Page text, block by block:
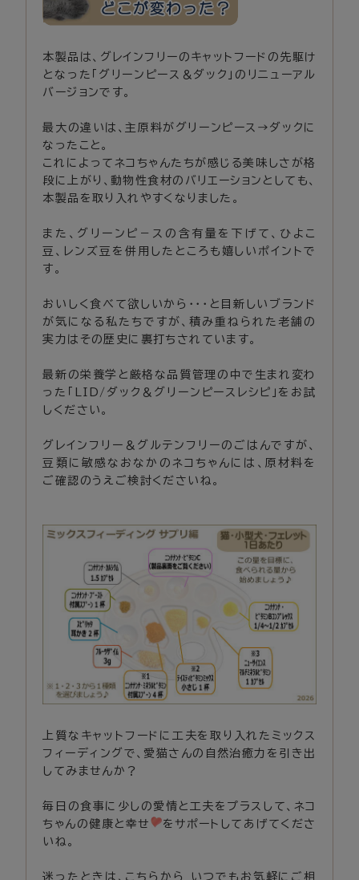
本製品は、グレインフリーのキャットフードの先駆け
となった「グリーンピース＆ダック」のリニューアル
バージョンです。
最大の違いは、主原料がグリーンピース→ダックに
なったこと。
これによってネコちゃんたちが感じる美味しさが格
段に上がり、動物性食材のバリエーションとしても、
本製品を取り入れやすくなりました。
また、グリーンピ－スの含有量を下げて、ひよこ
豆、レンズ豆を併用したところも嬉しいポイントで
す。
おいしく食べて欲しいから・・・と目新しいブランド
が気になる私たちですが、積み重ねられた老舗の
実力はその歴史に裏打ちされています。
最新の栄養学と厳格な品質管理の中で生まれ変わ
った「LID/ダック＆グリーンピースレシピ」をお試
しください。
グレインフリー＆グルテンフリーのごはんですが、
豆類に敏感なおなかのネコちゃんには、原材料を
ご確認のうえご検討くださいね。
上質なキャットフードに工夫を取り入れたミックス
フィーディングで、愛猫さんの自然治癒力を引き出
してみませんか？
毎日の食事に少しの愛情と工夫をプラスして、ネコ
ちゃんの健康と幸せ
をサポートしてあげてくださ
いね。
迷ったときは、 こちらから いつでもお気軽にご相